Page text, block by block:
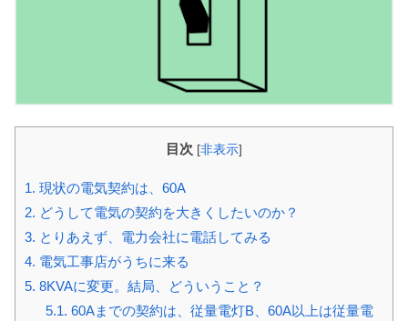
目次 [非表示]
1. 現状の電気契約は、60A
2. どうして電気の契約を大きくしたいのか？
3. とりあえず、電力会社に電話してみる
4. 電気工事店がうちに来る
5. 8KVAに変更。結局、どういうこと？
5.1. 60Aまでの契約は、従量電灯B、60A以上は従量電